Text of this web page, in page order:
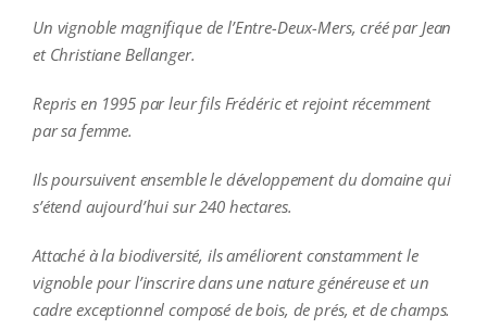
Un vignoble magnifique de l’Entre-Deux-Mers, créé par Jean
et Christiane Bellanger.
Repris en 1995 par leur fils Frédéric et rejoint récemment
par sa femme.
Ils poursuivent ensemble le développement du domaine qui
s’étend aujourd’hui sur 240 hectares.
Attaché à la biodiversité, ils améliorent constamment le
vignoble pour l’inscrire dans une nature généreuse et un
cadre exceptionnel composé de bois, de prés, et de champs.